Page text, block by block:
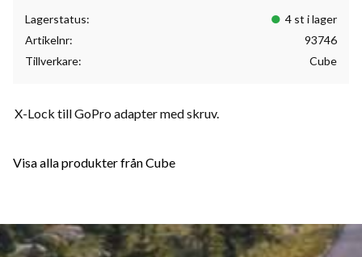
Lagerstatus
4 st i lager
Artikelnr
93746
Tillverkare
Cube
X-Lock till GoPro adapter med skruv.
Visa alla produkter från Cube